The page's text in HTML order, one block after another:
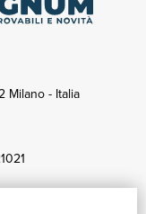
Milano - Italia